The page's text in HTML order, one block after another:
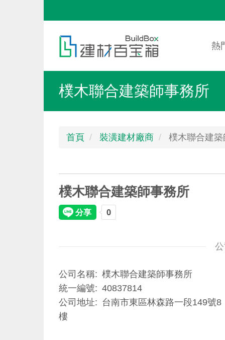
menu
熱
樸木聯合建築師事務所
首頁 裝潢建材廠商 樸木聯合建
樸木聯合建築師事務所
公司名稱
樸木聯合建築師事務所
統一編號
40837814
公司地址
台南市東區林森路一段149號8
樓